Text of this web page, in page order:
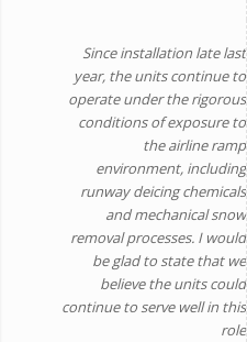
Since installation late last
year, the units continue to
operate under the rigorous
conditions of exposure to
the airline ramp
environment, including
runway deicing chemicals
and mechanical snow
removal processes. I would
be glad to state that we
believe the units could
continue to serve well in this
role